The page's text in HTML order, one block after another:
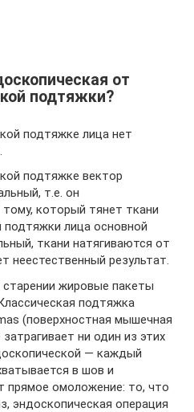
от
подтяжки?
подтяжке лица нет
подтяжке вектор
т.е. он
который тянет ткани
подтяжки лица основной
ткани натягиваются от
неестественный результат.
жировые пакеты
подтяжка
(поверхностная мышечная
ни один из этих
— каждый
в шов и
прямое омоложение: то, что
эндоскопическая операция